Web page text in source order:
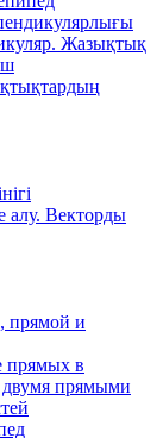
Жазықтық
алу. Векторды
прямой и
прямых в
двумя прямыми